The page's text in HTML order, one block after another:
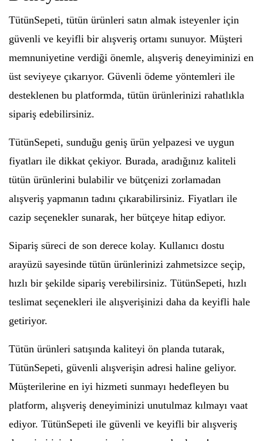
TütünSepeti, tütün ürünleri satın almak isteyenler için
güvenli ve keyifli bir alışveriş ortamı sunuyor. Müşteri
memnuniyetine verdiği önemle, alışveriş deneyiminizi en
üst seviyeye çıkarıyor. Güvenli ödeme yöntemleri ile
desteklenen bu platformda, tütün ürünlerinizi rahatlıkla
sipariş edebilirsiniz.
TütünSepeti, sunduğu geniş ürün yelpazesi ve uygun
fiyatları ile dikkat çekiyor. Burada, aradığınız kaliteli
tütün ürünlerini bulabilir ve bütçenizi zorlamadan
alışveriş yapmanın tadını çıkarabilirsiniz. Fiyatları ile
cazip seçenekler sunarak, her bütçeye hitap ediyor.
Sipariş süreci de son derece kolay. Kullanıcı dostu
arayüzü sayesinde tütün ürünlerinizi zahmetsizce seçip,
hızlı bir şekilde sipariş verebilirsiniz. TütünSepeti, hızlı
teslimat seçenekleri ile alışverişinizi daha da keyifli hale
getiriyor.
Tütün ürünleri satışında kaliteyi ön planda tutarak,
TütünSepeti, güvenli alışverişin adresi haline geliyor.
Müşterilerine en iyi hizmeti sunmayı hedefleyen bu
platform, alışveriş deneyiminizi unutulmaz kılmayı vaat
ediyor. TütünSepeti ile güvenli ve keyifli bir alışveriş